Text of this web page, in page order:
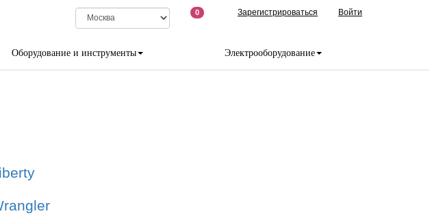
0 Зарегистрироваться Войти
Оборудование и инструменты Электрооборудование